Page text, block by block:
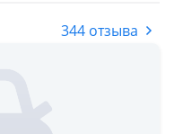
344 отзыва